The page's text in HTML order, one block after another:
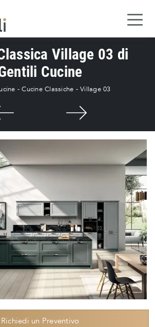
Village 03 di
Cucine
-Cucine Classiche -Village 03
Richiedi un Preventivo